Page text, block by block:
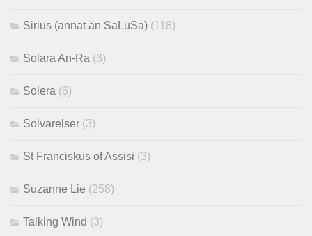
Sirius (annat än SaLuSa) (118)
Solara An-Ra (3)
Solera (6)
Solvarelser (3)
St Franciskus of Assisi (3)
Suzanne Lie (258)
Talking Wind (3)